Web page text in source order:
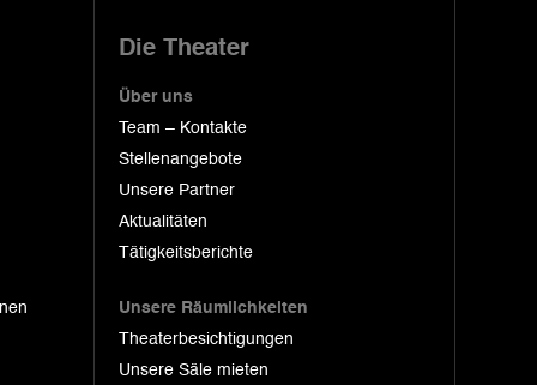
Die Theater
Über uns
Team – Kontakte
Stellenangebote
Unsere Partner
Aktualitäten
Tätigkeitsberichte
Unsere Räumlichkeiten
Theaterbesichtigungen
Unsere Säle mieten